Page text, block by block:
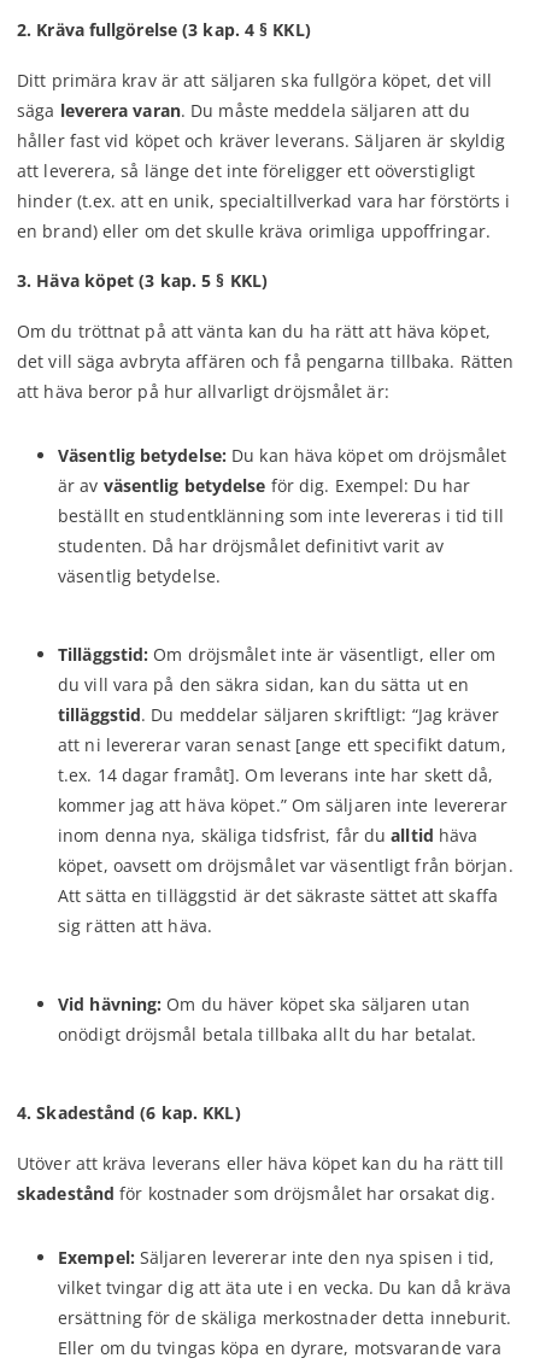
2. Kräva fullgörelse (3 kap. 4 § KKL)
Ditt primära krav är att säljaren ska fullgöra köpet, det vill
säga leverera varan. Du måste meddela säljaren att du
håller fast vid köpet och kräver leverans. Säljaren är skyldig
att leverera, så länge det inte föreligger ett oöverstigligt
hinder (t.ex. att en unik, specialtillverkad vara har förstörts i
en brand) eller om det skulle kräva orimliga uppoffringar.
3. Häva köpet (3 kap. 5 § KKL)
Om du tröttnat på att vänta kan du ha rätt att häva köpet,
det vill säga avbryta affären och få pengarna tillbaka. Rätten
att häva beror på hur allvarligt dröjsmålet är:
Väsentlig betydelse: Du kan häva köpet om dröjsmålet
är av väsentlig betydelse för dig. Exempel: Du har
beställt en studentklänning som inte levereras i tid till
studenten. Då har dröjsmålet definitivt varit av
väsentlig betydelse.
Tilläggstid: Om dröjsmålet inte är väsentligt, eller om
du vill vara på den säkra sidan, kan du sätta ut en
tilläggstid. Du meddelar säljaren skriftligt: “Jag kräver
att ni levererar varan senast [ange ett specifikt datum,
t.ex. 14 dagar framåt]. Om leverans inte har skett då,
kommer jag att häva köpet.” Om säljaren inte levererar
inom denna nya, skäliga tidsfrist, får dualltid häva
köpet, oavsett om dröjsmålet var väsentligt från början.
Att sätta en tilläggstid är det säkraste sättet att skaffa
sig rätten att häva.
Vid hävning: Om du häver köpet ska säljaren utan
onödigt dröjsmål betala tillbaka allt du har betalat.
4. Skadestånd (6 kap. KKL)
Utöver att kräva leverans eller häva köpet kan du ha rätt till
skadestånd för kostnader som dröjsmålet har orsakat dig.
Exempel: Säljaren levererar inte den nya spisen i tid,
vilket tvingar dig att äta ute i en vecka. Du kan då kräva
ersättning för de skäliga merkostnader detta inneburit.
Eller om du tvingas köpa en dyrare, motsvarande vara